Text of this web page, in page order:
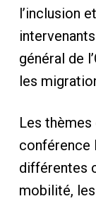
l’inclusion
général de
les
Les
conférence
différentes
mobilité,